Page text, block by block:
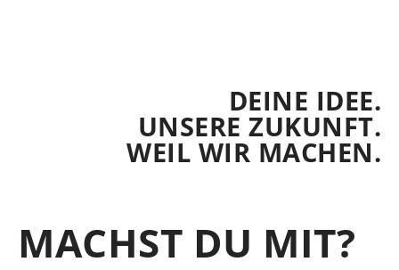
DEINE IDEE.
UNSERE ZUKUNFT.
WEIL WIR MACHEN.
MACHST DU MIT?